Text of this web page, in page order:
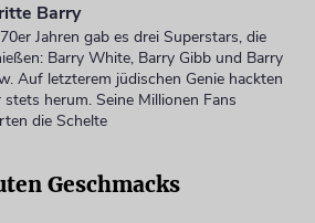
Barry
Jahren gab es drei Superstars, die
Barry White, Barry Gibb und Barry
Auf letzterem jüdischen Genie hackten
stets herum. Seine Millionen Fans
die Schelte
Geschmacks